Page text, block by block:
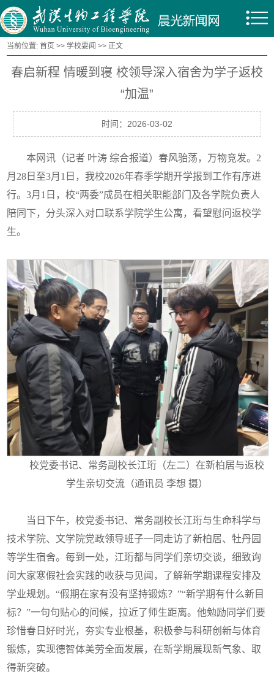
当前位置:首页 >>学校要闻 >> 正文
春启新程 情暖到寝 校领导深入宿舍为学子返校
“加温”
时间：2026-03-02
本网讯（记者 叶涛 综合报道）春风骀荡，万物竞发。2
月28日至3月1日，我校2026年春季学期开学报到工作有序进
行。3月1日，校“两委”成员在相关职能部门及各学院负责人
陪同下，分头深入对口联系学院学生公寓，看望慰问返校学
生。
校党委书记、常务副校长江珩（左二）在新柏居与返校
学生亲切交流（通讯员 李想 摄）
当日下午，校党委书记、常务副校长江珩与生命科学与
技术学院、文学院党政领导班子一同走访了新柏居、牡丹园
等学生宿舍。每到一处，江珩都与同学们亲切交谈，细致询
问大家寒假社会实践的收获与见闻，了解新学期课程安排及
学业规划。“假期在家有没有坚持锻炼？”“新学期有什么新目
标？”一句句贴心的问候，拉近了师生距离。他勉励同学们要
珍惜春日好时光，夯实专业根基，积极参与科研创新与体育
锻炼，实现德智体美劳全面发展，在新学期展现新气象、取
得新突破。